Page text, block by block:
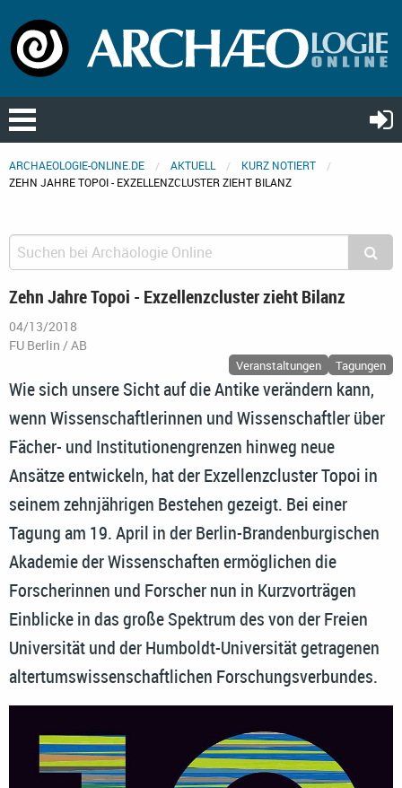
ARCHAEOLOGIE-ONLINE.DE AKTUELL
KURZ NOTIERT
ZEHN JAHRE TOPOI - EXZELLENZCLUSTER ZIEHT BILANZ
Zehn Jahre Topoi - Exzellenzcluster zieht Bilanz
04/13/2018
FU Berlin / AB
Veranstaltungen Tagungen
Wie sich unsere Sicht auf die Antike verändern kann,
wenn Wissenschaftlerinnen und Wissenschaftler über
Fächer- und Institutionengrenzen hinweg neue
Ansätze entwickeln, hat der Exzellenzcluster Topoi in
seinem zehnjährigen Bestehen gezeigt. Bei einer
Tagung am 19. April in der Berlin-Brandenburgischen
Akademie der Wissenschaften ermöglichen die
Forscherinnen und Forscher nun in Kurzvorträgen
Einblicke in das große Spektrum des von der Freien
Universität und der Humboldt-Universität getragenen
altertumswissenschaftlichen Forschungsverbundes.